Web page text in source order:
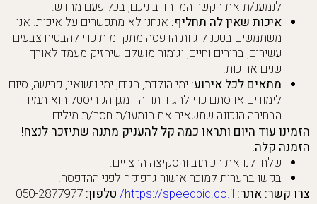
לנמענ/ת את הקשר המיוחד ביניכם, בכל פעם מחדש.
איכות שאין לה תחליף: אנחנו לא מתפשרים על איכות. אנו
משתמשים בטכנולוגיות הדפסה מתקדמות כדי להבטיח צבעים
עשירים, ברורים וחיים, וגימור מושלם שיחזיק מעמד לאורך
שנים ארוכות.
מתאים לכל אירוע: ימי הולדת, חגים, ימי נישואין, פרישה, סיום
לימודים או סתם כדי להגיד תודה - מגן הקריסטל הוא תמיד
הבחירה הנכונה שתשאיר את הנמענ/ת חסר/ת מילים.
הזמינו עוד היום ותראו כמה קל להעניק מתנה שתיזכר לנצח!
הזמנה קלה:
שלחו לנו את הכיתוב והסקיצה הרצויים.
בקשו בהערות למוכר אישור גרפיקה לפני ההדפסה.
צרו קשר: אתר: https://speedpic.co.il/ טלפון: